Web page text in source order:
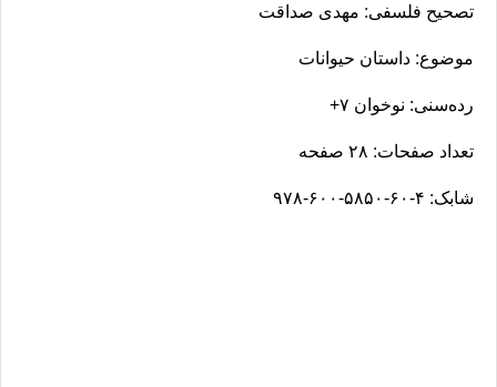
تصحیح فلسفی: مهدی صداقت
موضوع: داستان حیوانات
رده‌سنی: نوخوان ۷+
تعداد صفحات: ۲۸ صفحه
شابک: ۴-۶۰-۵۸۵۰-۶۰۰-۹۷۸